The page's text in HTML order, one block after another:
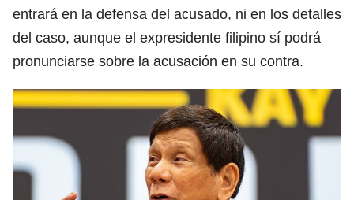
entrará en la defensa del acusado, ni en los detalles
del caso, aunque el expresidente filipino sí podrá
pronunciarse sobre la acusación en su contra.